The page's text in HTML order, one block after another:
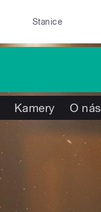
Stanice
Kamery O nás